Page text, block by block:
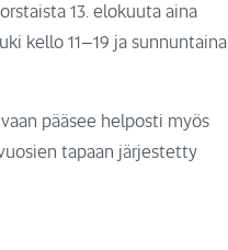
13. elokuuta aina
kello 11–19 ja sunnuntaina
pääsee helposti myös
tapaan järjestetty